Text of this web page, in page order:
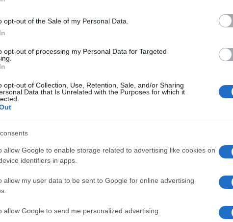
opt-out of the Sale of my Personal Data.
opt-out of processing my Personal Data for Targeted
opt-out of Collection, Use, Retention, Sale, and/or Sharing
Data that Is Unrelated with the Purposes for which it
allow Google to enable storage related to advertising like cookies on
identifiers in apps.
allow my user data to be sent to Google for online advertising
allow Google to send me personalized advertising.
del VI Municipio Nicola Franco al campo del
e la tessera professionale a chi scrive, sono la
l’evento di Nicola Franco, per quanto sia
è forse esagerata.
custom made
stradale. Queste le 3 infrazioni su cui i vigili urbani di
tergicristalli del furgone pubblicitario la pesante multa